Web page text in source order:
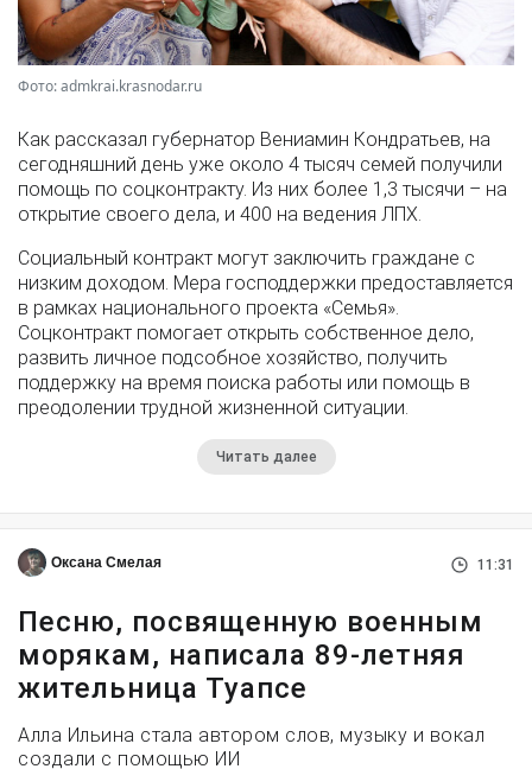
Фото: admkrai.krasnodar.ru
Как рассказал губернатор Вениамин Кондратьев, на
сегодняшний день уже около 4 тысяч семей получили
помощь по соцконтракту. Из них более 1,3 тысячи – на
открытие своего дела, и 400 на ведения ЛПХ.
Социальный контракт могут заключить граждане с
низким доходом. Мера господдержки предоставляется
в рамках национального проекта «Семья».
Соцконтракт помогает открыть собственное дело,
развить личное подсобное хозяйство, получить
поддержку на время поиска работы или помощь в
преодолении трудной жизненной ситуации.
Читать далее
Оксана Смелая 11:31
Песню, посвященную военным
морякам, написала 89-летняя
жительница Туапсе
Алла Ильина стала автором слов, музыку и вокал
создали с помощью ИИ